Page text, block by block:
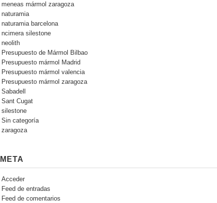
meneas mármol zaragoza
naturamia
naturamia barcelona
ncimera silestone
neolith
Presupuesto de Mármol Bilbao
Presupuesto mármol Madrid
Presupuesto mármol valencia
Presupuesto mármol zaragoza
Sabadell
Sant Cugat
silestone
Sin categoría
zaragoza
META
Acceder
Feed de entradas
Feed de comentarios